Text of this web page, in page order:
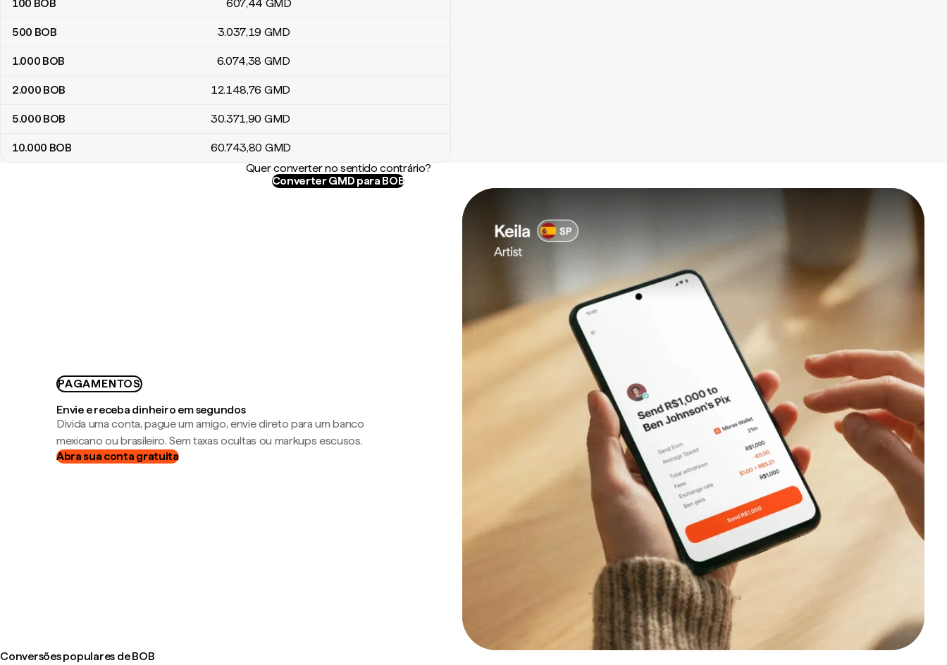
100 BOB 607,44 GMD
500 BOB 3.037,19 GMD
1.000 BOB 6.074,38 GMD
2.000 BOB 12.148,76 GMD
5.000 BOB 30.371,90 GMD
10.000 BOB 60.743,80 GMD
Quer converter no sentido contrário?
Converter GMD para BOB
PAGAMENTOS
Envie e receba dinheiro em segundos
Divida uma conta, pague um amigo, envie direto para um banco
mexicano ou brasileiro. Sem taxas ocultas ou markups escusos.
Abra sua conta gratuita
Conversões populares de BOB